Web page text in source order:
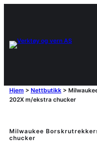
Hjem > Nettbutikk>
202X m/ekstra chucker
Milwaukee
chucker